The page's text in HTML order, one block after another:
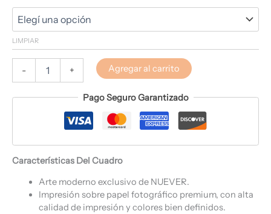
LIMPIAR
- + Agregar al carrito
Pago Seguro Garantizado
Características Del Cuadro
Arte moderno exclusivo de NUEVER.
Impresión sobre papel fotográfico premium, con alta
calidad de impresión y colores bien definidos.